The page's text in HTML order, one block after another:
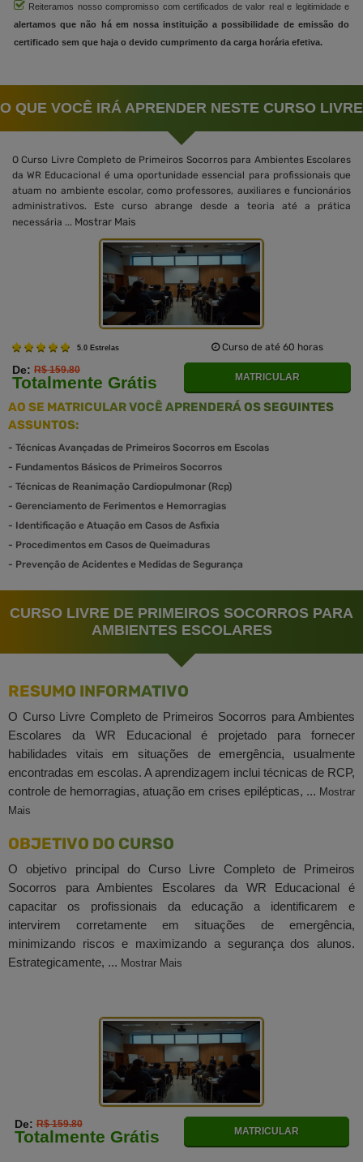
Reiteramos nosso compromisso com certificados de valor real e legitimidade e
alertamos que não há em nossa instituição a possibilidade de emissão do
certificado sem que haja o devido cumprimento da carga horária efetiva.
O QUE VOCÊ IRÁ APRENDER NESTE CURSO LIVRE
O Curso Livre Completo de Primeiros Socorros para Ambientes Escolares
da WR Educacional é uma oportunidade essencial para profissionais que
atuam no ambiente escolar, como professores, auxiliares e funcionários
administrativos. Este curso abrange desde a teoria até a prática
necessária ... Mostrar Mais
5.0 Estrelas Curso de até 60 horas
De: R$ 159.80
Totalmente Grátis MATRICULAR
AO SE MATRICULAR VOCÊ APRENDERÁ OS SEGUINTES
ASSUNTOS:
- Técnicas Avançadas de Primeiros Socorros em Escolas
- Fundamentos Básicos de Primeiros Socorros
- Técnicas de Reanimação Cardiopulmonar (Rcp)
- Gerenciamento de Ferimentos e Hemorragias
- Identificação e Atuação em Casos de Asfixia
- Procedimentos em Casos de Queimaduras
- Prevenção de Acidentes e Medidas de Segurança
CURSO LIVRE DE PRIMEIROS SOCORROS PARA
AMBIENTES ESCOLARES
RESUMO INFORMATIVO
O Curso Livre Completo de Primeiros Socorros para Ambientes
Escolares da WR Educacional é projetado para fornecer
habilidades vitais em situações de emergência, usualmente
encontradas em escolas. A aprendizagem inclui técnicas de RCP,
controle de hemorragias, atuação em crises epilépticas, ... Mostrar
Mais
OBJETIVO DO CURSO
O objetivo principal do Curso Livre Completo de Primeiros
Socorros para Ambientes Escolares da WR Educacional é
capacitar os profissionais da educação a identificarem e
intervirem corretamente em situações de emergência,
minimizando riscos e maximizando a segurança dos alunos.
Estrategicamente, ... Mostrar Mais
De:R$ 159.80
Totalmente Grátis MATRICULAR